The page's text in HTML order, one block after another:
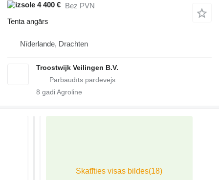
4 400 € Bez PVN
Tenta angārs
Nīderlande, Drachten
Troostwijk Veilingen B.V.
8 gadi Agroline